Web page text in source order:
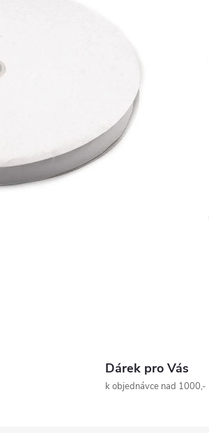
Dárek pro Vás
k objednávce nad 1000,-